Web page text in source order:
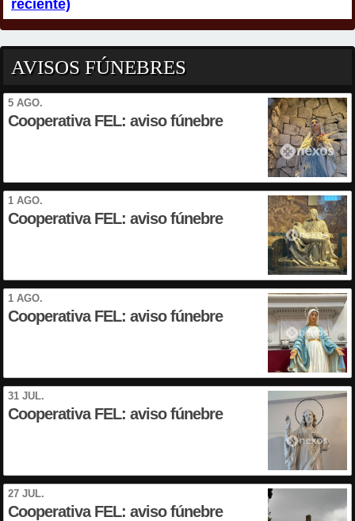
reciente)
AVISOS FÚNEBRES
5 AGO.
Cooperativa FEL: aviso fúnebre
1 AGO.
Cooperativa FEL: aviso fúnebre
1 AGO.
Cooperativa FEL: aviso fúnebre
31 JUL.
Cooperativa FEL: aviso fúnebre
27 JUL.
Cooperativa FEL: aviso fúnebre